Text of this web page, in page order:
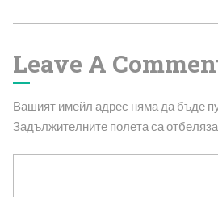
Navigation
Leave A
Вашият имейл адрес няма да бъде
Задължителните полета са